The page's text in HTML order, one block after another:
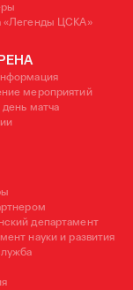
«Легенды ЦСКА»
мероприятий
день матча
департамент
науки и развития